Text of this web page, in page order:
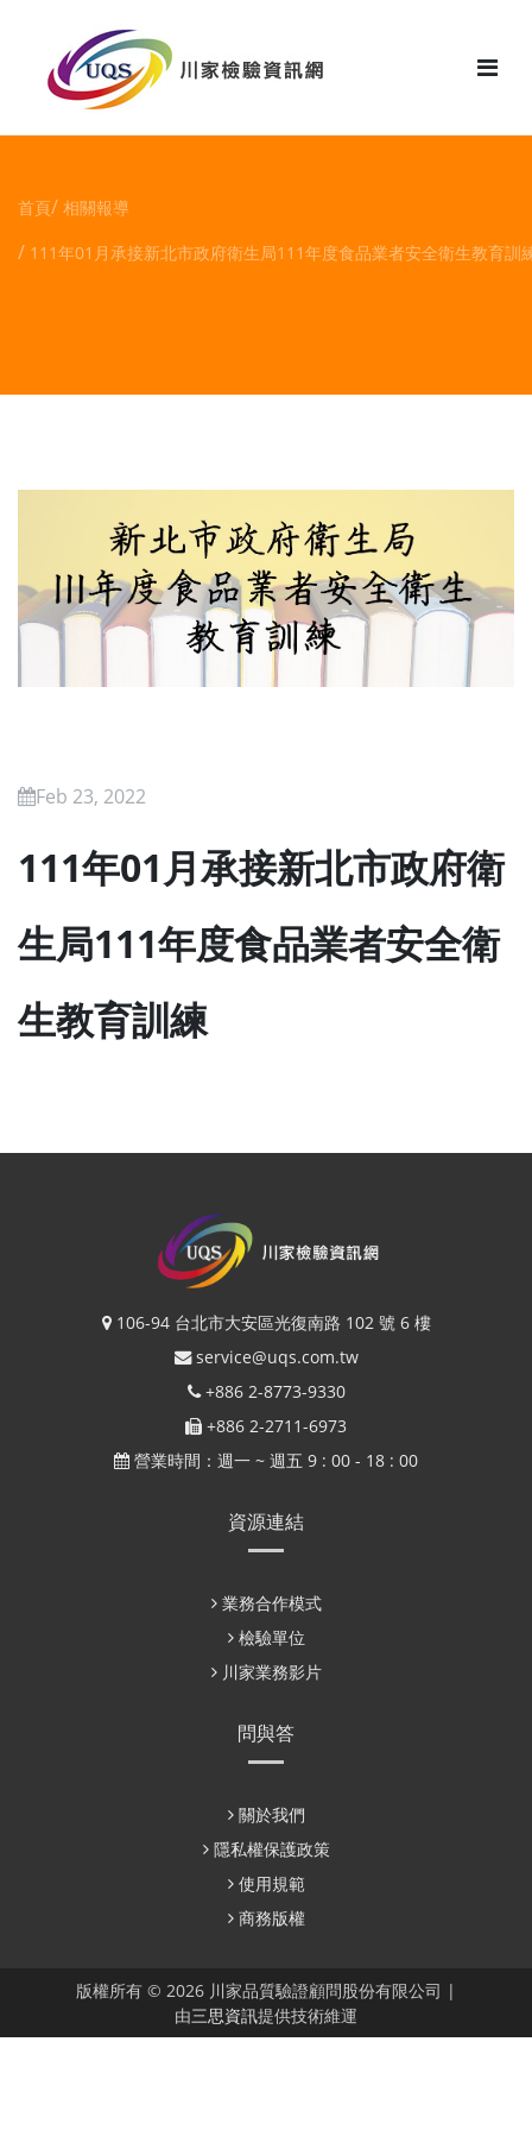
首頁 相關報導
111年01月承接新北市政府衛生局111年度食品業者安全衛生教育訓
Feb 23, 2022
111年01月承接新北市政府衛
生局111年度食品業者安全衛
生教育訓練
106-94 台北市大安區光復南路 102 號 6 樓
service@uqs.com.tw
+886 2-8773-9330
+886 2-2711-6973
營業時間：週一 ~ 週五 9 : 00 - 18 : 00
資源連結
業務合作模式
檢驗單位
川家業務影片
問與答
關於我們
隱私權保護政策
使用規範
商務版權
版權所有 © 2026 川家品質驗證顧問股份有限公司 |
由三思資訊提供技術維運